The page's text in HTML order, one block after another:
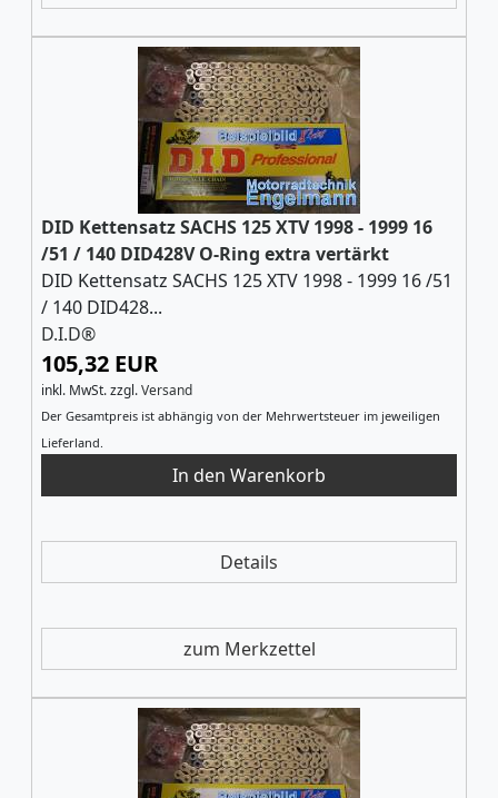
DID Kettensatz SACHS 125 XTV 1998 - 1999 16
/51 / 140 DID428V O-Ring extra vertärkt
DID Kettensatz SACHS 125 XTV 1998 - 1999 16 /51
/ 140 DID428...
D.I.D®
105,32 EUR
inkl. MwSt.zzgl.Versand
Der Gesamtpreis ist abhängig von der Mehrwertsteuer im jeweiligen
Lieferland.
Details
zum Merkzettel